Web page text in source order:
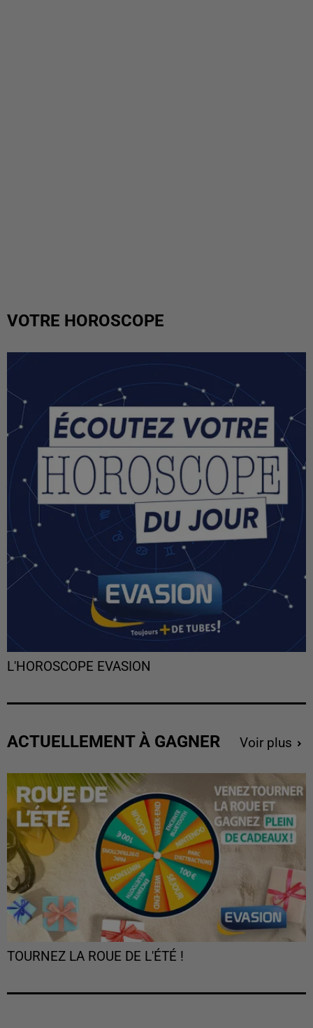
VOTRE HOROSCOPE
L'HOROSCOPE EVASION
ACTUELLEMENT À GAGNER Voir plus
TOURNEZ LA ROUE DE L'ÉTÉ !